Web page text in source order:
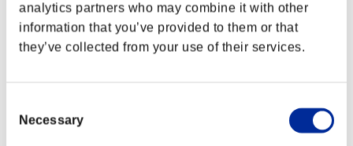
analytics partners who may combine it with other
information that you’ve provided to them or that
they’ve collected from your use of their services.
Selection
Necessary
NV personnage: 30 ou moins
Gravité